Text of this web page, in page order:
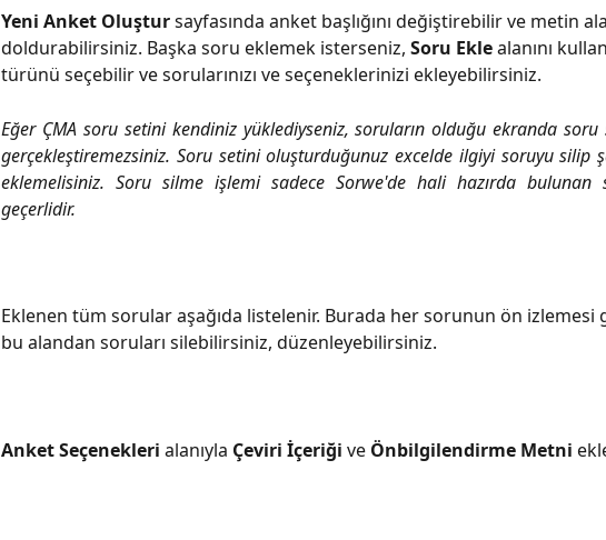
Yeni Anket Oluştur sayfasında anket başlığını değiştirebilir ve metin
doldurabilirsiniz. Başka soru eklemek isterseniz, Soru Ekle alanını
türünü seçebilir ve sorularınızı ve seçeneklerinizi ekleyebilirsiniz.
Eğer ÇMA soru setini kendiniz yüklediyseniz, soruların olduğu ekranda
gerçekleştiremezsiniz. Soru setini oluşturduğunuz excelde ilgiyi soruyu silip
eklemelisiniz. Soru silme işlemi sadece Sorwe'de hali hazırda
geçerlidir.
Eklenen tüm sorular aşağıda listelenir. Burada her sorunun ön izlemesi
bu alandan soruları silebilirsiniz, düzenleyebilirsiniz.
Anket Seçenekleri alanıyla Çeviri İçeriği ve Önbilgilendirme Metni